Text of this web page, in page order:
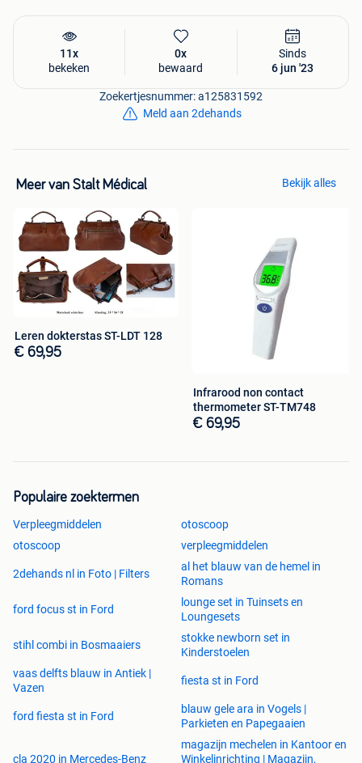
11x
bekeken
0x
bewaard
Sinds
6 jun '23
Zoekertjesnummer: a125831592
Meld aan 2dehands
Meer van Stalt Médical Bekijk alles
Leren dokterstas ST-LDT 128
€ 69,95
Infrarood non contact
thermometer ST-TM748
€ 69,95
Populaire zoektermen
Verpleegmiddelen
otoscoop
otoscoop
verpleegmiddelen
2dehands nl in Foto | Filters
al het blauw van de hemel in
Romans
ford focus st in Ford
lounge set in Tuinsets en
Loungesets
stihl combi in Bosmaaiers
stokke newborn set in
Kinderstoelen
vaas delfts blauw in Antiek |
Vazen
fiesta st in Ford
ford fiesta st in Ford
blauw gele ara in Vogels |
Parkieten en Papegaaien
cla 2020 in Mercedes-Benz
magazijn mechelen in Kantoor en
Winkelinrichting | Magazijn,